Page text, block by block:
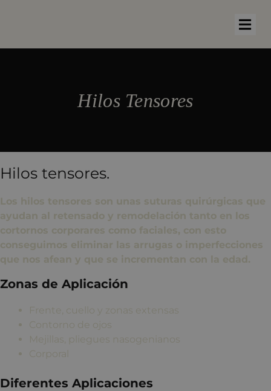
Hilos Tensores
Hilos tensores.
Los hilos tensores son unas suturas quirúrgicas que
ayudan al retensado y remodelación tanto en los
cortornos corporares como faciales, con esto
conseguimos eliminar las arrugas o imperfecciones
que nos afean y que se incrementan con la edad.
Zonas de Aplicación
Frente, cuello y zonas extensas
Contorno de ojos
Mejillas, pliegues nasogenianos
Corporal
Diferentes Aplicaciones